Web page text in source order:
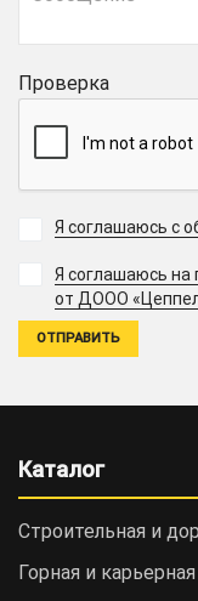
Проверка
Я соглашаюсь с
Я соглашаюсь на
от ДООО
Каталог
Строительная и
Горная и